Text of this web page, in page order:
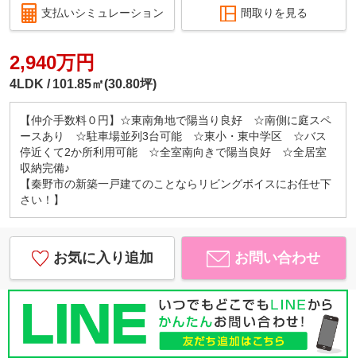
支払いシミュレーション 間取りを見る
2,940万円
4LDK 101.85㎡(30.80坪)
【仲介手数料０円】☆東南角地で陽当り良好 ☆南側に庭スペ
ースあり ☆駐車場並列3台可能 ☆東小・東中学区 ☆バス
停近くて2か所利用可能 ☆全室南向きで陽当良好 ☆全居室
収納完備♪
【秦野市の新築一戸建てのことならリビングボイスにお任せ下
さい！】
お気に入り追加 お問い合わせ